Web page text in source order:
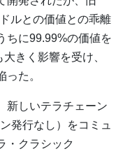
ルとの価値との乖離
ちに99.99%の価値を
きく影響を受け、
た。
新しいテラチェーン
発行なし）をコミュ
・クラシック